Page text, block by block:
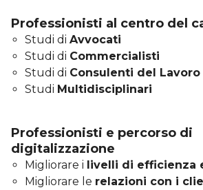
Professionisti al centro del
Studi di Avvocati
Studi di Commercialisti
Studi di Consulenti del Lavoro
Studi Multidisciplinari
Professionisti e percorso di
digitalizzazione
Migliorare i livelli di efficienza
Migliorare le relazioni con i